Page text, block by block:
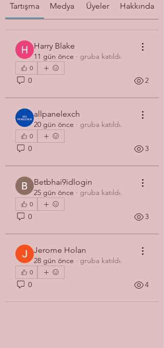
Tartışma Medya Üyeler Hakkında
Harry Blake
11 gün önce · gruba katıldı.
0
0 2
allpanelexch
20 gün önce · gruba katıldı.
0
0 3
Betbhai9idlogin
25 gün önce · gruba katıldı.
0
0 3
Jerome Holan
28 gün önce · gruba katıldı.
0
0 4